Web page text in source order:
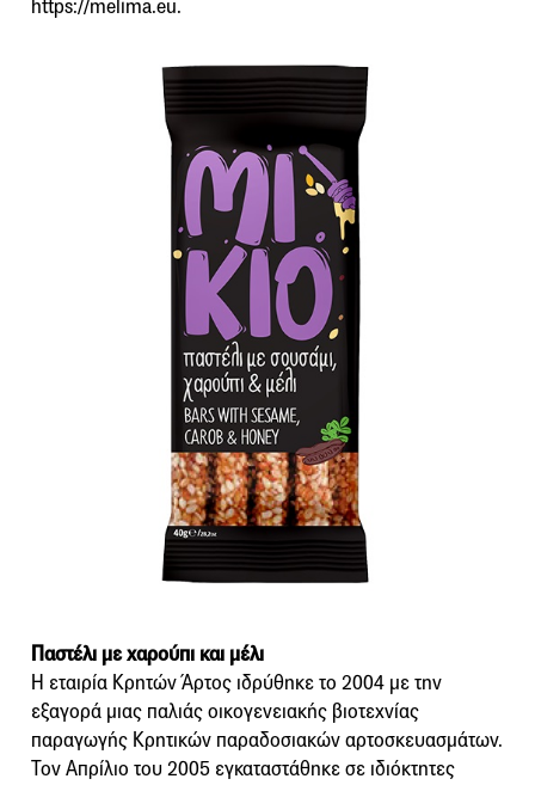
https://melima.eu.
Παστέλι με χαρούπι και μέλι
Η εταιρία Κρητών Άρτος ιδρύθηκε το 2004 με την
εξαγορά μιας παλιάς οικογενειακής βιοτεχνίας
παραγωγής Κρητικών παραδοσιακών αρτοσκευασμάτων.
Τον Απρίλιο του 2005 εγκαταστάθηκε σε ιδιόκτητες